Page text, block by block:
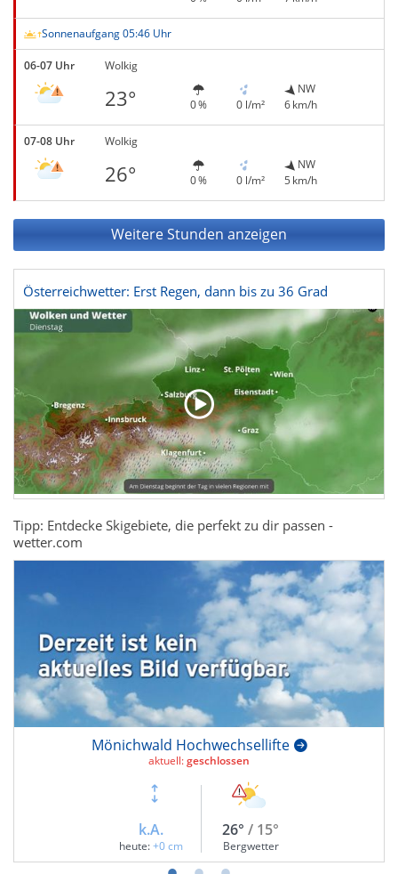
Sonnenaufgang 05:46 Uhr
06-07 Uhr Wolkig
23° 0 % 0 l/m²
NW
6 km/h
07-08 Uhr Wolkig
26° 0 % 0 l/m²
NW
5 km/h
Weitere Stunden anzeigen
Österreichwetter: Erst Regen, dann bis zu 36 Grad
Tipp: Entdecke Skigebiete, die perfekt zu dir passen -
wetter.com
Mönichwald Hochwechsellifte
aktuell:geschlossen
k.A.
heute:+0 cm
26° / 15°
Bergwetter